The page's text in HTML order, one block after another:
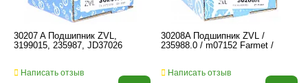
30207 A Подшипник ZVL,
3199015, 235987, JD37026
Написать отзыв
30208A Подшипник ZVL /
235988.0 / m07152 Farmet /
Написать отзыв